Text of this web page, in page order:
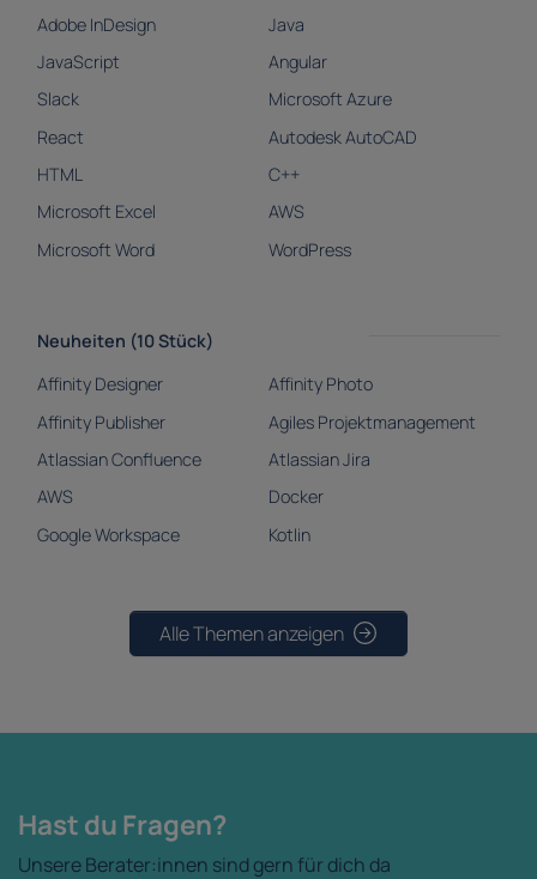
Adobe InDesign
Java
JavaScript
Angular
Slack
Microsoft Azure
React
Autodesk AutoCAD
HTML
C++
Microsoft Excel
AWS
Microsoft Word
WordPress
Neuheiten (10 Stück)
Affinity Designer
Affinity Photo
Affinity Publisher
Agiles Projektmanagement
Atlassian Confluence
Atlassian Jira
AWS
Docker
Google Workspace
Kotlin
Alle Themen anzeigen
Hast du Fragen?
Unsere Berater:innen sind gern für dich da